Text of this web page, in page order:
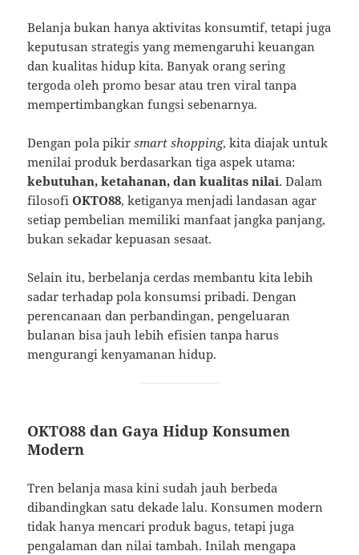
Belanja bukan hanya aktivitas konsumtif, tetapi juga
keputusan strategis yang memengaruhi keuangan
dan kualitas hidup kita. Banyak orang sering
tergoda oleh promo besar atau tren viral tanpa
mempertimbangkan fungsi sebenarnya.
Dengan pola pikirsmart shopping, kita diajak untuk
menilai produk berdasarkan tiga aspek utama:
kebutuhan, ketahanan, dan kualitas nilai. Dalam
filosofiOKTO88, ketiganya menjadi landasan agar
setiap pembelian memiliki manfaat jangka panjang,
bukan sekadar kepuasan sesaat.
Selain itu, berbelanja cerdas membantu kita lebih
sadar terhadap pola konsumsi pribadi. Dengan
perencanaan dan perbandingan, pengeluaran
bulanan bisa jauh lebih efisien tanpa harus
mengurangi kenyamanan hidup.
OKTO88 dan Gaya Hidup Konsumen
Modern
Tren belanja masa kini sudah jauh berbeda
dibandingkan satu dekade lalu. Konsumen modern
tidak hanya mencari produk bagus, tetapi juga
pengalaman dan nilai tambah. Inilah mengapa